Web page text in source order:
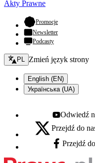
Akty Prawne
Promocje- otwiera się w
Newsletter
Podcasty
Zmień język - bieżący:
PL Zmień język strony
English (EN)
Українська (UA)
Youtube -
Odwiedź
X - otwiera się w nowej
Przejdź do
Facebook -
Przejdź